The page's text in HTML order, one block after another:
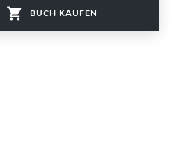
BUCH KAUFEN